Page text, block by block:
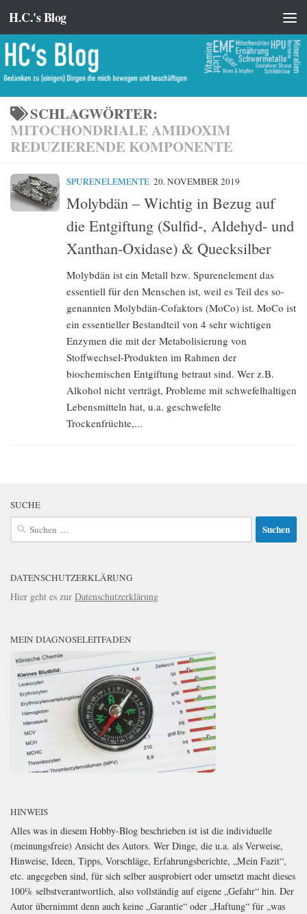
Zum Inhalt springen
H.C.'s Blog
SCHLAGWÖRTER:
MITOCHONDRIALE AMIDOXIM
REDUZIERENDE KOMPONENTE
SPURENELEMENTE 20. NOVEMBER 2019
Molybdän – Wichtig in Bezug auf
die Entgiftung (Sulfid-, Aldehyd- und
Xanthan-Oxidase) & Quecksilber
Molybdän ist ein Metall bzw. Spurenelement das
essentiell für den Menschen ist, weil es Teil des so-
genannten Molybdän-Cofaktors (MoCo) ist. MoCo ist
ein essentieller Bestandteil von 4 sehr wichtigen
Enzymen die mit der Metabolisierung von
Stoffwechsel-Produkten im Rahmen der
biochemischen Entgiftung betraut sind. Wer z.B.
Alkohol nicht verträgt, Probleme mit schwefelhaltigen
Lebensmitteln hat, u.a. geschwefelte
Trockenfrüchte,...
SUCHE
Suchen
nach:
DATENSCHUTZERKLÄRUNG
Hier geht es zur Datenschutzerklärung
MEIN DIAGNOSELEITFADEN
HINWEIS
Alles was in diesem Hobby-Blog beschrieben ist ist die individuelle
(meinungsfreie) Ansicht des Autors. Wer Dinge, die u.a. als Verweise,
Hinweise, Ideen, Tipps, Vorschläge, Erfahrungsberichte, „Mein Fazit“,
etc. angegeben sind, für sich selber ausprobiert oder umsetzt macht dieses
100% selbstverantwortlich, also vollständig auf eigene „Gefahr“ hin. Der
Autor übernimmt denn auch keine „Garantie“ oder „Haftung“ für „was